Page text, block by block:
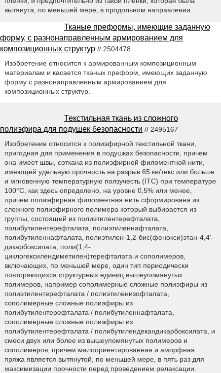
вытянута, по меньшей мере, в продольном направлении.
Тканые преформы, имеющие заданную
форму, с разнонаправленным армированием для
композиционных структур // 2504478
Изобретение относится к армированным композиционным
материалам и касается тканых преформ, имеющих заданную
форму с разнонаправленным армированием для
композиционных структур.
Текстильная ткань из сложного
полиэфира для подушек безопасности // 2495167
Изобретение относится к полиэфирной текстильной ткани,
пригодная для применения в подушках безопасности, причем
она имеет швы, соткана из полиэфирной филоментной нити,
имеющей удельную прочность на разрыв 65 кн/текс или больше
и мгновенную температурную ползучесть (ITC) при температуре
100°C, как здесь определено, на уровне 0,5% или менее,
причем полиэфирная филоментная нить сформирована из
сложного полиэфирного полимера который выбирается из
группы, состоящей из полиэтилентерефталата,
полибутилентерефталата, полиэтиленнафталата,
полибутиленнафталата, полиэтилен-1,2-бис(фенокси)этан-4,4'-
дикарбоксилата, поли(1,4-
циклогексилендиметилен)терефталата и сополимеров,
включающих, по меньшей мере, один тип периодически
повторяющихся структурных единиц вышеупомянутых
полимеров, например сополимерные сложные полиэфиры из
полиэтилентерефталата / полиэтиленизофталата,
сополимерные сложные полиэфиры из
полибутилентерефталата / полибутиленнафталата,
сополимерные сложные полиэфиры из
полибутилентерефталата / полибутилендекандикарбоксилата, и
смеси двух или более из вышеупомянутых полимеров и
сополимеров, причем малоориентированная и аморфная
пряжа является вытянутой, по меньшей мере, в пять раз для
максимизации прочности перед проведением релаксации.